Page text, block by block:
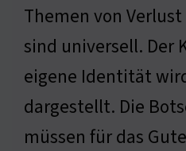
Themen von
sind universell. Der
eigene Identität
dargestellt. Die
müssen für das